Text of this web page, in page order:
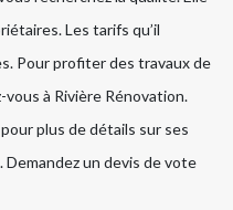
Les tarifs qu’il
Pour profiter des travaux de
à Rivière Rénovation.
plus de détails sur ses
un devis de vote